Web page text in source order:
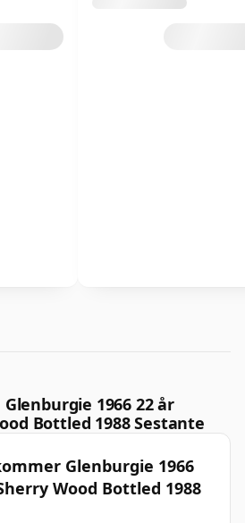
1966 22 år
Bottled 1988 Sestante
Glenburgie 1966
Wood Bottled 1988